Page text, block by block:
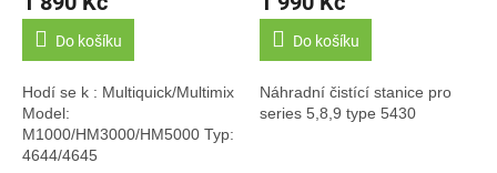
Do košíku
Hodí se k : Multiquick/Multimix
Model:
M1000/HM3000/HM5000 Typ:
4644/4645
Do košíku
Náhradní čistící stanice pro
series 5,8,9 type 5430